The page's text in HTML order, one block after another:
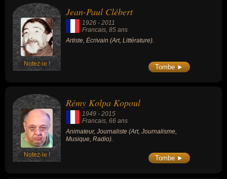
Notez-le !
Jean-Paul Clébert
1926 - 2011
Francais, 85 ans
Artiste, Écrivain (Art, Littérature).
Tombe ►
Notez-le !
Rémy Kolpa Kopoul
1949 - 2015
Francais, 66 ans
Animateur, Journaliste (Art, Journalisme,
Musique, Radio).
Tombe ►